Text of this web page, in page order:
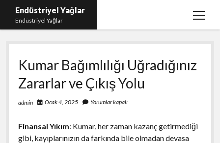
Endüstriyel Yağlar
Endüstriyel Yağlar
menüyü
Igtv Yorum Hilesi Ücretsiz
Instagram Gizli Hesap Görme Uygulamasız
Linkedin Beğeni Yükleme
Liste
Ücretsiz Şifresiz Twitter Beğeni Hilesi
Kumar Bağımlılığı Uğradığınız
Zararlar ve Çıkış Yolu
admin Ocak 4, 2025 Yorumlar kapalı
Finansal Yıkım: Kumar, her zaman kazanç getirmediği
gibi, kayıplarınızın da farkında bile olmadan devasa